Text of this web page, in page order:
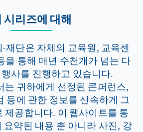
시리즈에 대해
재단은 자체의 교육원, 교육센
을 통해 매년 수천개가 넘는 다
사를 진행하고 있습니다.
는 귀하에게 선정된 콘퍼런스,
등에 관한 정보를 신속하게 그
제공합니다. 이 웹사이트를 통
요약된 내용 뿐 아니라 사진, 강